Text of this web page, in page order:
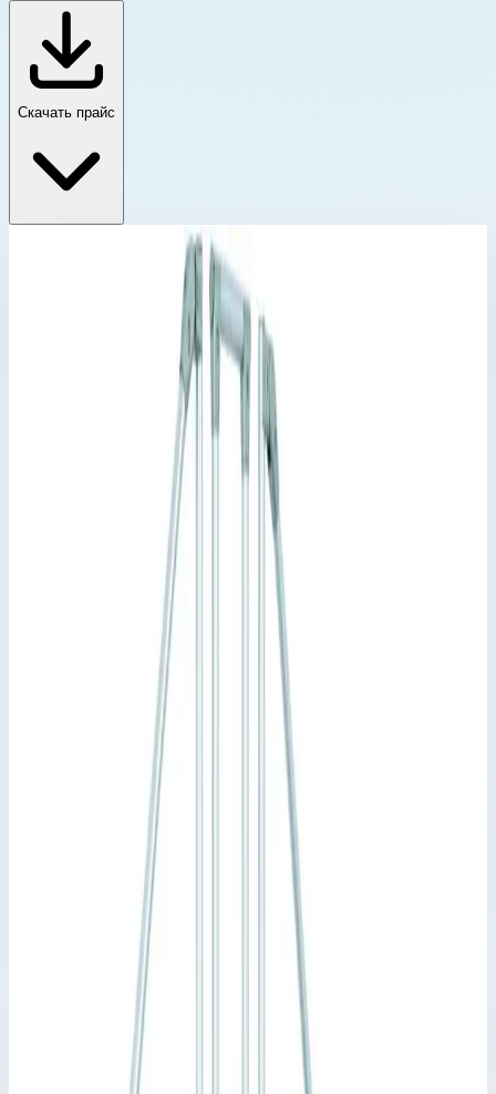
Скачать прайс
Стационарные и передвижные переходы Zarges
Промышленные лестницы и вышки
Лестницы и переходы›
Стационарные и передвижные переходы Zarges
Стационарный переход Zarges 4 ступени 1000 мм 45°
Стационарные и передвижные переходы
40355953
Стационарный переход Zarges 4
ступени 1000 мм 45° 40355953
Производитель: Zarges; Артикул: 40355953; Кол-во ступеней:
4; Общая высота: 740 мм; Рабочая высота: 2150 мм
Стационарные и передвижные переходы
40355953
Стационарный переход Zarges 4 ступени 1000 мм 45°
Стационарные и передвижные переходы Zarges
Производитель: Zarges; Артикул: 40355953; Кол-во ступеней:
4; Общая высота: 740 мм; Рабочая высота: 2150 мм
Основные параметры
Количество ступеней